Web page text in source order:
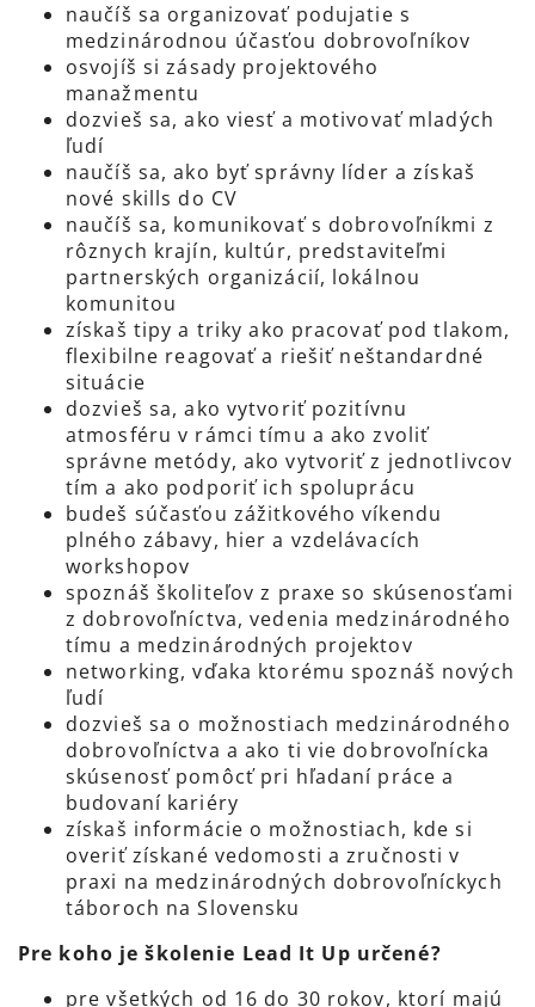
naučíš sa organizovať podujatie s
medzinárodnou účasťou dobrovoľníkov
osvojíš si zásady projektového
manažmentu
dozvieš sa, ako viesť a motivovať mladých
ľudí
naučíš sa, ako byť správny líder a získaš
nové skills do CV
naučíš sa, komunikovať s dobrovoľníkmi z
rôznych krajín, kultúr, predstaviteľmi
partnerských organizácií, lokálnou
komunitou
získaš tipy a triky ako pracovať pod tlakom,
flexibilne reagovať a riešiť neštandardné
situácie
dozvieš sa, ako vytvoriť pozitívnu
atmosféru v rámci tímu a ako zvoliť
správne metódy, ako vytvoriť z jednotlivcov
tím a ako podporiť ich spoluprácu
budeš súčasťou zážitkového víkendu
plného zábavy, hier a vzdelávacích
workshopov
spoznáš školiteľov z praxe so skúsenosťami
z dobrovoľníctva, vedenia medzinárodného
tímu a medzinárodných projektov
networking, vďaka ktorému spoznáš nových
ľudí
dozvieš sa o možnostiach medzinárodného
dobrovoľníctva a ako ti vie dobrovoľnícka
skúsenosť pomôcť pri hľadaní práce a
budovaní kariéry
získaš informácie o možnostiach, kde si
overiť získané vedomosti a zručnosti v
praxi na medzinárodných dobrovoľníckych
táboroch na Slovensku
Pre koho je školenie Lead It Up určené?
pre všetkých od 16 do 30 rokov, ktorí majú